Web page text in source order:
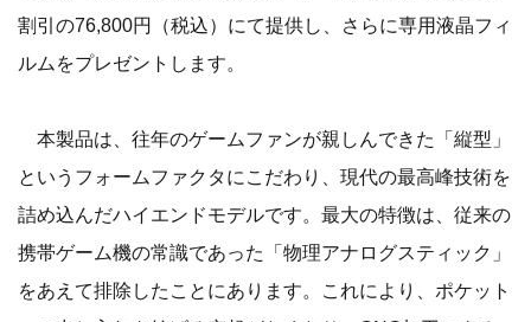
割引の76,800円（税込）にて提供し、さらに専用液晶フィ
ルムをプレゼントします。
本製品は、往年のゲームファンが親しんできた「縦型」
というフォームファクタにこだわり、現代の最高峰技術を
詰め込んだハイエンドモデルです。最大の特徴は、従来の
携帯ゲーム機の常識であった「物理アナログスティック」
をあえて排除したことにあります。これにより、ポケット